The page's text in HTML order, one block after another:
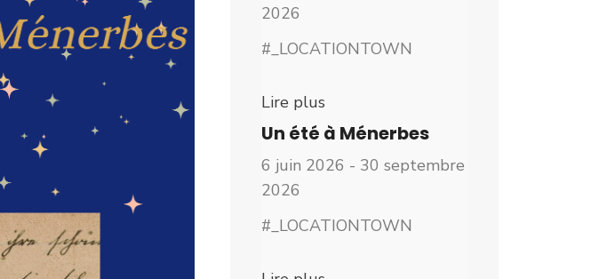
2026
#_LOCATIONTOWN
Lire plus
Un été à Ménerbes
6 juin 2026 - 30 septembre
2026
#_LOCATIONTOWN